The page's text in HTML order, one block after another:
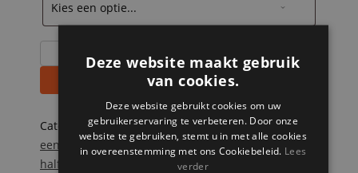
trapgevel
aantal
Toevoegen aan winkelwagen
Categorieën:Onze splinternieuwe meubelen op
een rij
Steigerhouten bedden
Steigerhouten
halfhoogslapers
Steigerhouten huisjesbedden
Deze website maakt gebruik
van cookies.
Deze website gebruikt cookies om uw
gebruikerservaring te verbeteren. Door onze
website te gebruiken, stemt u in met alle cookies
in overeenstemming met ons Cookiebeleid. Lees
verder